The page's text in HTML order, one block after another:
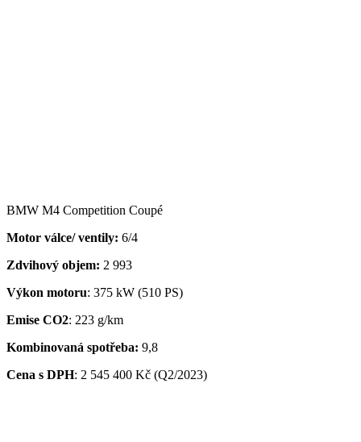
BMW M4 Competition Coupé
Motor válce/ ventily: 6/4
Zdvihový objem: 2 993
Výkon motoru: 375 kW (510 PS)
Emise CO2: 223 g/km
Kombinovaná spotřeba: 9,8
Cena s DPH: 2 545 400 Kč (Q2/2023)